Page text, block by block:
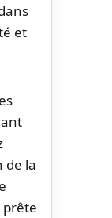
et
de la